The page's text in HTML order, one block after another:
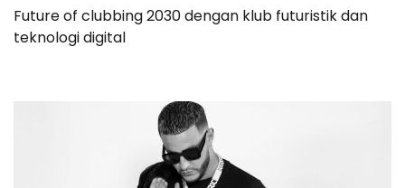
Future of clubbing 2030 dengan klub futuristik dan
teknologi digital